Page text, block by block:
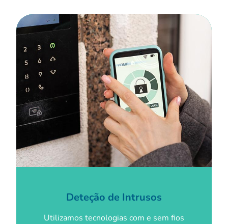
Deteção de Intrusos
Utilizamos tecnologias com e sem fios